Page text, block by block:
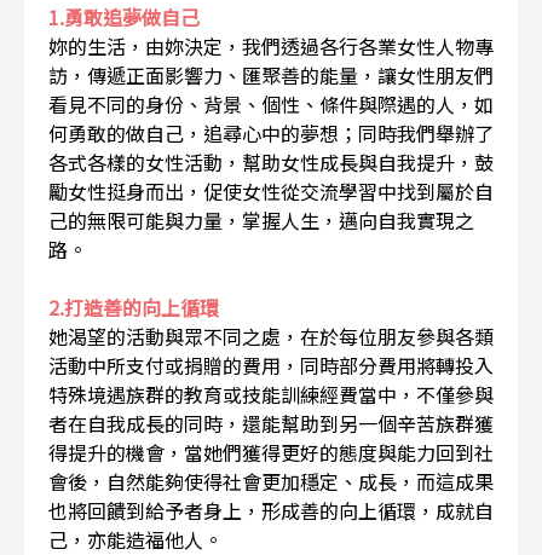
1.勇敢追夢做自己
妳的生活，由妳決定，我們透過各行各業女性人物專
訪，傳遞正面影響力、匯聚善的能量，讓女性朋友們
看見不同的身份、背景、個性、條件與際遇的人，如
何勇敢的做自己，追尋心中的夢想；同時我們舉辦了
各式各樣的女性活動，幫助女性成長與自我提升，鼓
勵女性挺身而出，促使女性從交流學習中找到屬於自
己的無限可能與力量，掌握人生，邁向自我實現之
路。
2.打造善的向上循環
她渴望的活動與眾不同之處，在於每位朋友參與各類
活動中所支付或捐贈的費用，同時部分費用將轉投入
特殊境遇族群的教育或技能訓練經費當中，不僅參與
者在自我成長的同時，還能幫助到另一個辛苦族群獲
得提升的機會，當她們獲得更好的態度與能力回到社
會後，自然能夠使得社會更加穩定、成長，而這成果
也將回饋到給予者身上，形成善的向上循環，成就自
己，亦能造福他人。